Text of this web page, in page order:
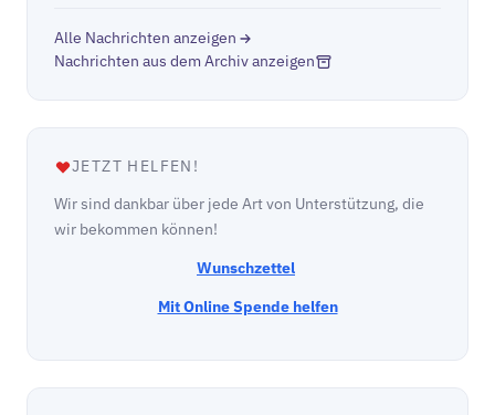
Alle Nachrichten anzeigen
Nachrichten aus dem Archiv anzeigen
JETZT HELFEN!
Wir sind dankbar über jede Art von Unterstützung, die
wir bekommen können!
Wunschzettel
Mit Online Spende helfen